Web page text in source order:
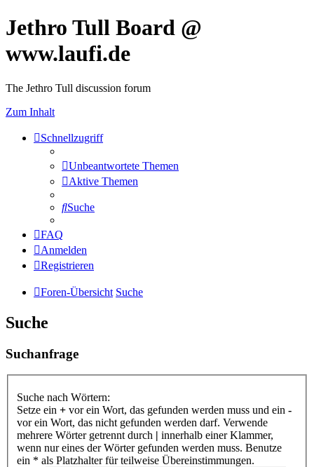
Jethro Tull Board @
www.laufi.de
The Jethro Tull discussion forum
Zum Inhalt
Schnellzugriff
Unbeantwortete Themen
Aktive Themen
Suche
FAQ
Anmelden
Registrieren
Foren-Übersicht Suche
Suche
Suchanfrage
Suche nach Wörtern:
Setze ein + vor ein Wort, das gefunden werden muss und ein -
vor ein Wort, das nicht gefunden werden darf. Verwende
mehrere Wörter getrennt durch | innerhalb einer Klammer,
wenn nur eines der Wörter gefunden werden muss. Benutze
ein * als Platzhalter für teilweise Übereinstimmungen.